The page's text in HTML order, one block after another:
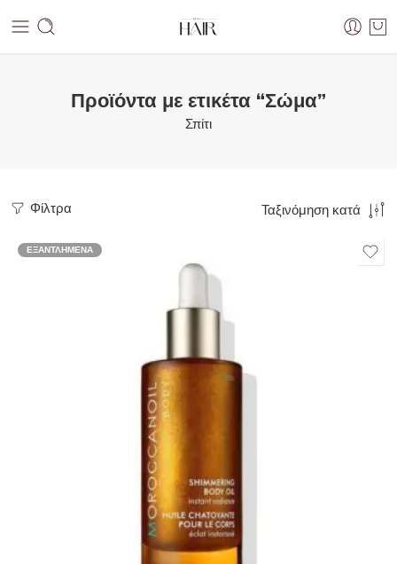
Προϊόντα με ετικέτα “Σώμα”
Σπίτι
Φίλτρα Ταξινόμηση κατά
ΕΞΑΝΤΛΗΜΈΝΑ